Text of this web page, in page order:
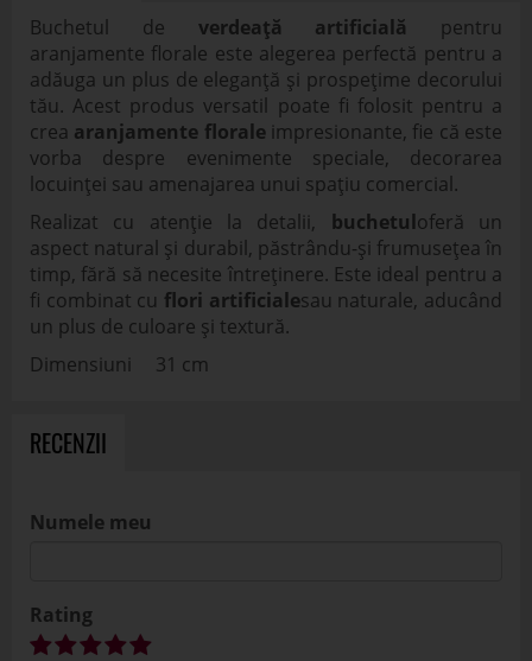
Buchetul de verdeață artificială
pentru
aranjamente florale este alegerea perfectă pentru a
adăuga un plus de eleganță și prospețime decorului
tău. Acest produs versatil poate fi folosit pentru a
crea aranjamente floraleimpresionante, fie că este
vorba despre evenimente speciale, decorarea
locuinței sau amenajarea unui spațiu comercial.
Realizat cu atenție la detalii, buchetuloferă un
aspect natural și durabil, păstrându-și frumusețea în
timp, fără să necesite întreținere. Este ideal pentru a
fi combinat cu flori artificialesau naturale, aducând
un plus de culoare și textură.
Dimensiuni 31 cm
RECENZII
Numele meu
Rating